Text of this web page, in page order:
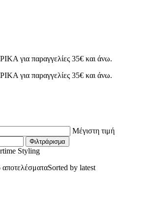
για παραγγελίες 35€ και άνω.
για παραγγελίες 35€ και άνω.
Μέγιστη τιμή
Φιλτράρισμα
Styling
Sorted by latest